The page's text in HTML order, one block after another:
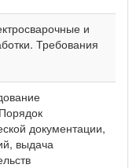
и
Требования
документации,
выдача